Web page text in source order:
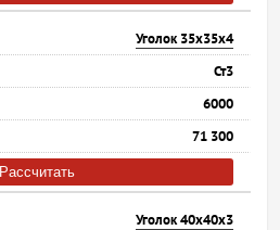
Уголок 35х35х4
Ст3
6000
71 300
Рассчитать
Уголок 40х40х3